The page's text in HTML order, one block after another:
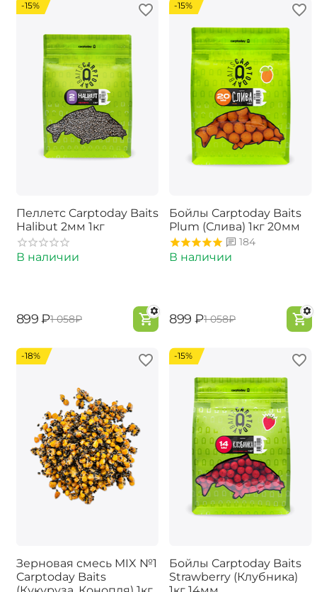
-15%
Пеллетс Carptoday Baits
Halibut 2мм 1кг
В наличии
‍899‍ ₽‍1 058‍₽
-15%
Бойлы Carptoday Baits
Plum (Слива) 1кг 20мм
184
В наличии
‍899‍ ₽‍1 058‍₽
-18%
Зерновая смесь MIX №1
Carptoday Baits
-15%
Бойлы Carptoday Baits
Strawberry (Клубника)